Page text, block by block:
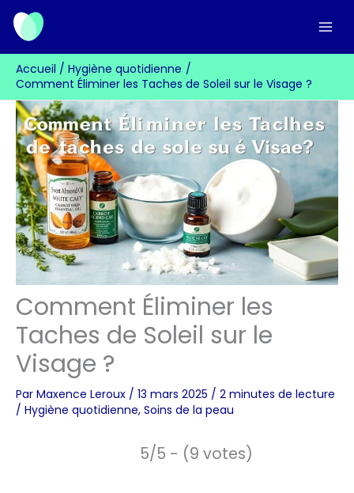
Aller
contenu
Accueil
Hygiène quotidienne
Comment Éliminer les Taches de Soleil sur le Visage ?
Comment Éliminer les
Taches de Soleil sur le
Visage ?
Par Maxence Leroux / 13 mars 2025 / 2 minutes de lecture
/ Hygiène quotidienne, Soins de la peau
5/5 - (9 votes)